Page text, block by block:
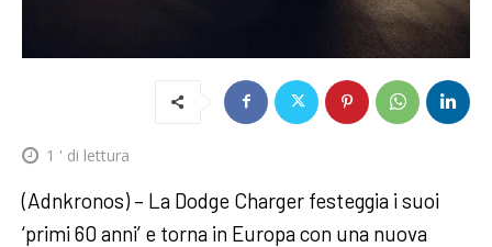
1 ' di lettura
(Adnkronos) – La Dodge Charger festeggia i suoi
‘primi 60 anni’ e torna in Europa con una nuova